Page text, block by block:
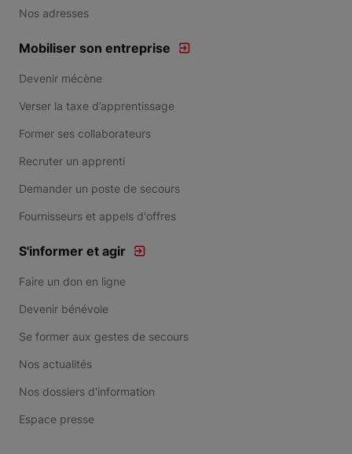
Nos adresses
Mobiliser son entreprise
Devenir mécène
Verser la taxe d’apprentissage
Former ses collaborateurs
Recruter un apprenti
Demander un poste de secours
Fournisseurs et appels d'offres
S'informer et agir
Faire un don en ligne
Devenir bénévole
Se former aux gestes de secours
Nos actualités
Nos dossiers d'information
Espace presse